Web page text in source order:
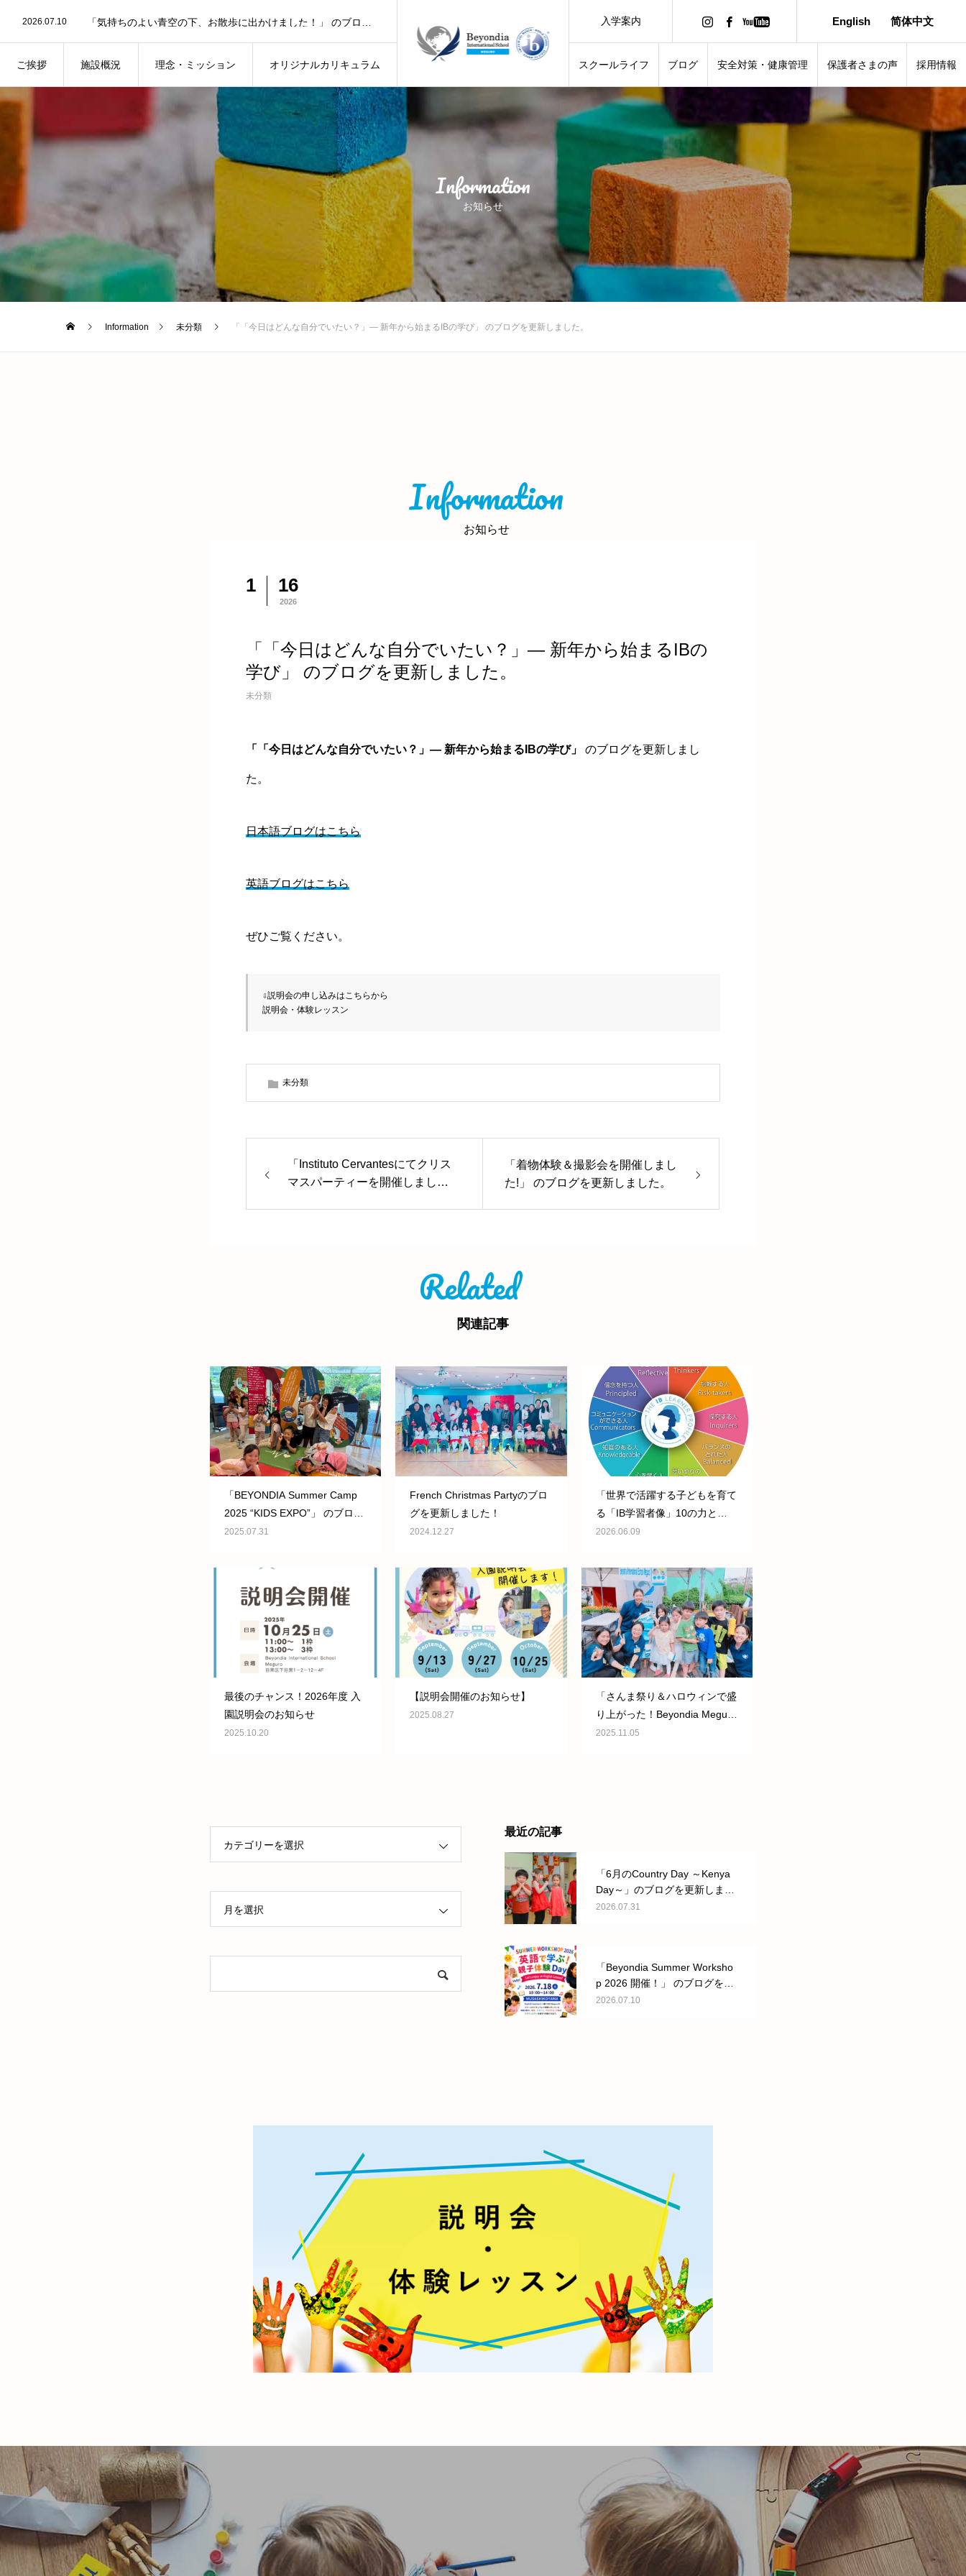
「「今日はどんな自分でいたい？」― 新年から始まるIBの学び」 のブログを更新しました。
ご挨拶 施設概況 理念・ミッション オリジナルカリキュラム スクールライフ ブログ 安全対策・健康管理 保護者さまの声 採用情報
2026.07.10
2026.06.5 「説明会のお知らせ」 のブログを更新しました。
2026.07.10 「Beyondia Summer Workshop 2026 開催！」 のブログを更新しました。
「世界で活躍する子どもを育てる「IB学習者像」10の力とは？」 のブログを更新しました。
2026.06.5 「説明会のお知らせ」 のブログを更新しました。
入学案内 English 简体中文
Information
お知らせ
Information 未分類 「「今日はどんな自分でいたい？」― 新年から始まるIBの学び」 のブログを更新しました。
Information
お知らせ
1 16
2026
「「今日はどんな自分でいたい？」― 新年から始まるIBの
学び」 のブログを更新しました。
未分類
「「今日はどんな自分でいたい？」― 新年から始まるIBの学び」 のブログを更新しまし
た。
日本語ブログはこちら
英語ブログはこちら
ぜひご覧ください。
説明会・体験レッスン
未分類
「Instituto Cervantesにてクリス
マスパーティーを開催しまし
「着物体験＆撮影会を開催しまし
た!」 のブログを更新しました。
Related
関連記事
「BEYONDIA Summer Camp
2025 “KIDS EXPO”」 のブログ
を更新しました!
2025.07.31
French Christmas Partyのブロ
グを更新しました！
2024.12.27
「世界で活躍する子どもを育て
る「IB学習者像」10の力と
は？」 のブログを更新しまし
2026.06.09
最後のチャンス！2026年度 入
園説明会のお知らせ
2025.10.20
【説明会開催のお知らせ】
2025.08.27
「さんま祭り＆ハロウィンで盛
り上がった！Beyondia Meguro
の秋のワークショップ」 のブ
2025.11.05
カテゴリーを選択
月を選択
最近の記事
「6月のCountry Day ～Kenya
Day～」のブログを更新しまし
た。
2026.07.31
「Beyondia Summer Worksho
p 2026 開催！」 のブログを更
新しました。
2026.07.10